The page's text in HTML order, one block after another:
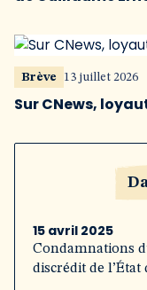
Brève 13 juillet 2026
Sur CNews,
15 avril 2025
Condamnations
discrédit de l’État